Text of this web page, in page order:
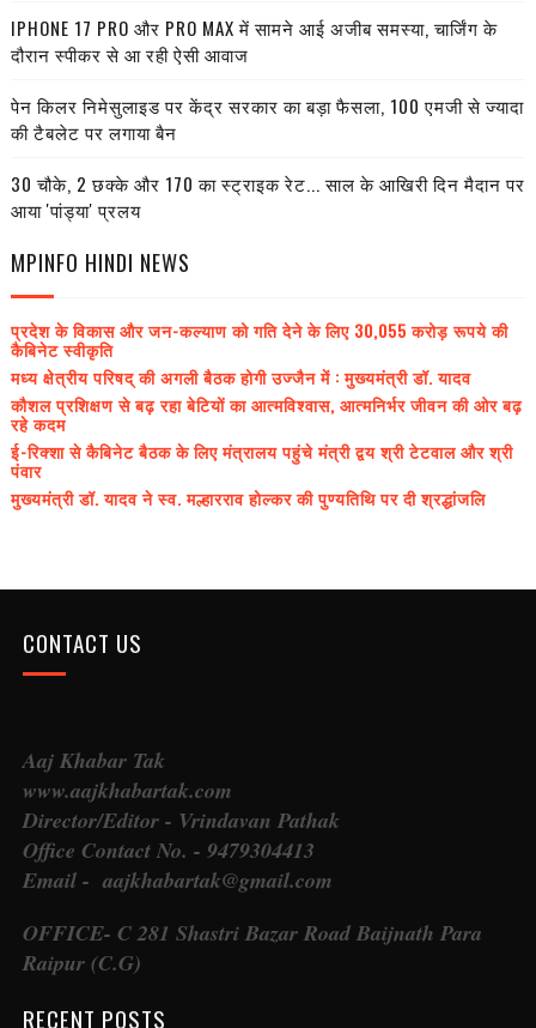
IPHONE 17 PRO और PRO MAX में सामने आई अजीब समस्या, चार्जिंग के
दौरान स्पीकर से आ रही ऐसी आवाज
पेन किलर निमेसुलाइड पर केंद्र सरकार का बड़ा फैसला, 100 एमजी से ज्यादा
की टैबलेट पर लगाया बैन
30 चौके, 2 छक्के और 170 का स्ट्राइक रेट... साल के आखिरी दिन मैदान पर
आया 'पांड्या' प्रलय
MPINFO HINDI NEWS
प्रदेश के विकास और जन-कल्याण को गति देने के लिए 30,055 करोड़ रूपये की
कैबिनेट स्वीकृति
मध्य क्षेत्रीय परिषद् की अगली बैठक होगी उज्जैन में : मुख्यमंत्री डॉ. यादव
कौशल प्रशिक्षण से बढ़ रहा बेटियों का आत्मविश्वास, आत्मनिर्भर जीवन की ओर बढ़
रहे कदम
ई-रिक्शा से कैबिनेट बैठक के लिए मंत्रालय पहुंचे मंत्री द्वय श्री टेटवाल और श्री
पंवार
मुख्यमंत्री डॉ. यादव ने स्व. मल्हारराव होल्कर की पुण्यतिथि पर दी श्रद्धांजलि
CONTACT US
Aaj Khabar Tak
www.aajkhabartak.com
Director/Editor - Vrindavan Pathak
Office Contact No. - 9479304413
Email - aajkhabartak@gmail.com
OFFICE- C 281 Shastri Bazar Road Baijnath Para
Raipur (C.G)
RECENT POSTS